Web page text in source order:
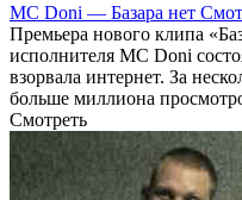
MC Doni — Базара нет
Премьера нового клипа
исполнителя MC Doni
взорвала интернет. За
больше миллиона
Смотреть